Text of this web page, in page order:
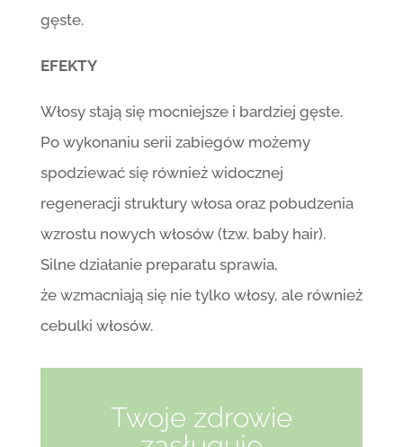
gęste.
EFEKTY
Włosy stają się mocniejsze i bardziej gęste.
Po wykonaniu serii zabiegów możemy
spodziewać się również widocznej
regeneracji struktury włosa oraz pobudzenia
wzrostu nowych włosów (tzw. baby hair).
Silne działanie preparatu sprawia,
że wzmacniają się nie tylko włosy, ale również
cebulki włosów.
Twoje zdrowie